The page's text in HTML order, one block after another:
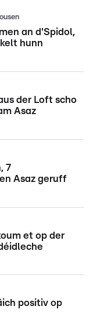
an d'Spidol,
hunn
der Loft scho
Asaz
7
Asaz geruff
et op der
positiv op